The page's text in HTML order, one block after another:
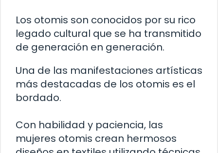
Los otomis son conocidos por su rico
legado cultural que se ha transmitido
de generación en generación.
Una de las manifestaciones artísticas
más destacadas de los otomis es el
bordado.
Con habilidad y paciencia, las
mujeres otomis crean hermosos